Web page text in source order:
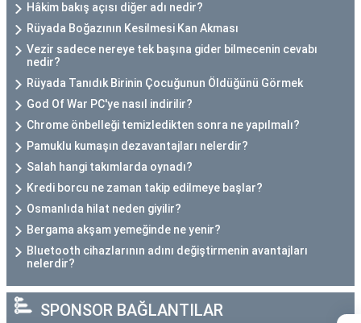
Hâkim bakış açısı diğer adı nedir?
Rüyada Boğazının Kesilmesi Kan Akması
Vezir sadece nereye tek başına gider bilmecenin cevabı
nedir?
Rüyada Tanıdık Birinin Çocuğunun Öldüğünü Görmek
God Of War PC'ye nasıl indirilir?
Chrome önbelleği temizledikten sonra ne yapılmalı?
Pamuklu kumaşın dezavantajları nelerdir?
Salah hangi takımlarda oynadı?
Kredi borcu ne zaman takip edilmeye başlar?
Osmanlıda hilat neden giyilir?
Bergama akşam yemeğinde ne yenir?
Bluetooth cihazlarının adını değiştirmenin avantajları
nelerdir?
SPONSOR BAĞLANTILAR